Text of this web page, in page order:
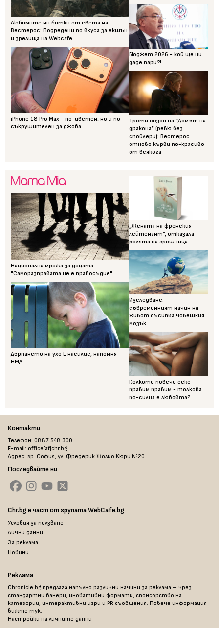
Любимите ни битки от света на
Вестерос: Подредени по вкуса за екшън
и зрелища на Webcafe
iPhone 18 Pro Max - по-цветен, но и по-
съкрушителен за джоба
Бюджет 2026 - кой ще ни
даде пари?!
Трети сезон на “Домът на
дракона” (ревю без
спойлери): Вестерос
отново кърви по-красиво
от всякога
Национална мрежа за децата:
"Саморазправата не е правосъдие"
Дърпането на ухо Е насилие, напомня
НМД
„Жената на френския
лейтенант“, отказала
ролята на грешница
Изследване:
съвременният начин на
живот съсипва човешкия
мозък
Колкото повече секс
правим правим - толкова
по-силна е любовта?
Контакти
Телефон: 0887 548 300
E-mail: office[at]chr.bg
Адрес: гр. София, ул. Фредерик Жолио Кюри №20
Последвайте ни
Chr.bg е част от групата WebCafe.bg
Условия за ползване
Лични данни
За реклама
Новини
Реклама
Chronicle.bg предлага напълно различни начини за реклама – чрез
стандартни банери, иновативни формати, спонсорство на
категории, интерактивни игри и PR съобщения. Повече информация
вижте тук.
Настройки на личните данни